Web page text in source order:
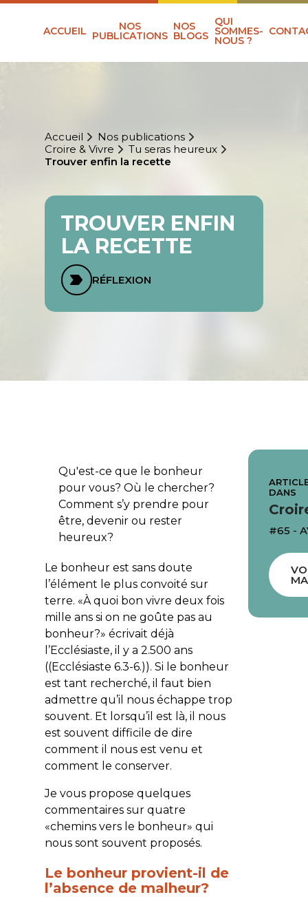
ACCUEIL NOS
PUBLICATIONS
NOS
BLOGS
QUI
SOMMES-
NOUS ?
Accueil
Nos publications
Croire & Vivre
Tu seras heureux
Trouver enfin la recette
TROUVER ENFIN
LA RECETTE
RÉFLEXION
Qu'est-ce que le bonheur
pour vous? Où le chercher?
Comment s’y prendre pour
être, devenir ou rester
heureux?
Le bonheur est sans doute
l’élément le plus convoité sur
terre. «À quoi bon vivre deux fois
mille ans si on ne goûte pas au
bonheur?» écrivait déjà
l’Ecclésiaste, il y a 2.500 ans
((Ecclésiaste 6.3-6.)). Si le bonheur
est tant recherché, il faut bien
admettre qu’il nous échappe trop
souvent. Et lorsqu’il est là, il nous
est souvent difficile de dire
comment il nous est venu et
comment le conserver.
Je vous propose quelques
commentaires sur quatre
«chemins vers le bonheur» qui
nous sont souvent proposés.
Le bonheur provient-il de
l’absence de malheur?
DANS
#65 -